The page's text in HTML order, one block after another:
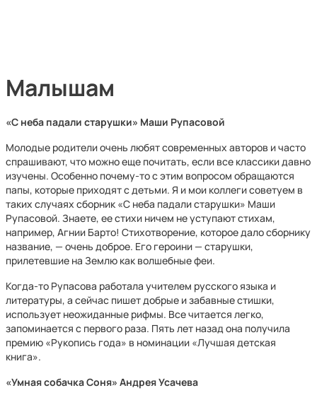
Малышам
«С неба падали старушки» Маши Рупасовой
Молодые родители очень любят современных авторов и часто
спрашивают, что можно еще почитать, если все классики давно
изучены. Особенно почему-то с этим вопросом обращаются
папы, которые приходят с детьми. Я и мои коллеги советуем в
таких случаях сборник «С неба падали старушки» Маши
Рупасовой. Знаете, ее стихи ничем не уступают стихам,
например, Агнии Барто! Стихотворение, которое дало сборнику
название, — очень доброе. Его героини — старушки,
прилетевшие на Землю как волшебные феи.
Когда-то Рупасова работала учителем русского языка и
литературы, а сейчас пишет добрые и забавные стишки,
использует неожиданные рифмы. Все читается легко,
запоминается с первого раза. Пять лет назад она получила
премию «Рукопись года» в номинации «Лучшая детская
книга».
«Умная собачка Соня» Андрея Усачева